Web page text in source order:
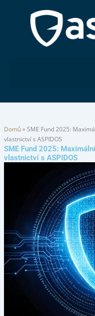
Domů»SME Fund 2025:
vlastnictví s ASPIDOS
SME Fund 2025:
vlastnictví s ASPIDOS